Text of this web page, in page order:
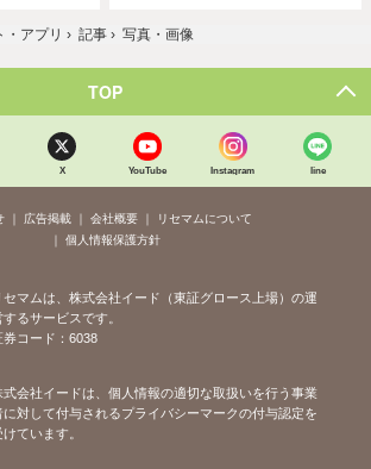
・アプリ › 記事 › 写真・画像
TOP
X YouTube Instagram line
広告掲載 会社概要
リセマムについて
個人情報保護方針
セマムは、株式会社イード（東証グロース上場）の運
するサービスです。
券コード：6038
式会社イードは、個人情報の適切な取扱いを行う事業
に対して付与されるプライバシーマークの付与認定を
けています。